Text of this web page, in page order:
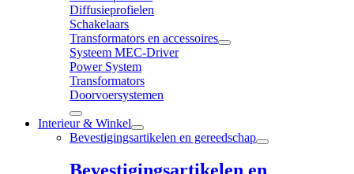
Diffusieprofielen
Schakelaars
Transformators en accessoires
Systeem MEC-Driver
Power System
Transformators
Doorvoersystemen
Interieur & Winkel
Bevestigingsartikelen en gereedschap